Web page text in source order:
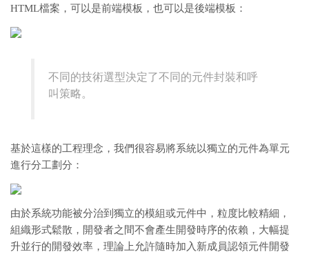
HTML檔案，可以是前端模板，也可以是後端模板：
不同的技術選型決定了不同的元件封裝和呼
叫策略。
基於這樣的工程理念，我們很容易將系統以獨立的元件為單元
進行分工劃分：
由於系統功能被分治到獨立的模組或元件中，粒度比較精細，
組織形式鬆散，開發者之間不會產生開發時序的依賴，大幅提
升並行的開發效率，理論上允許隨時加入新成員認領元件開發